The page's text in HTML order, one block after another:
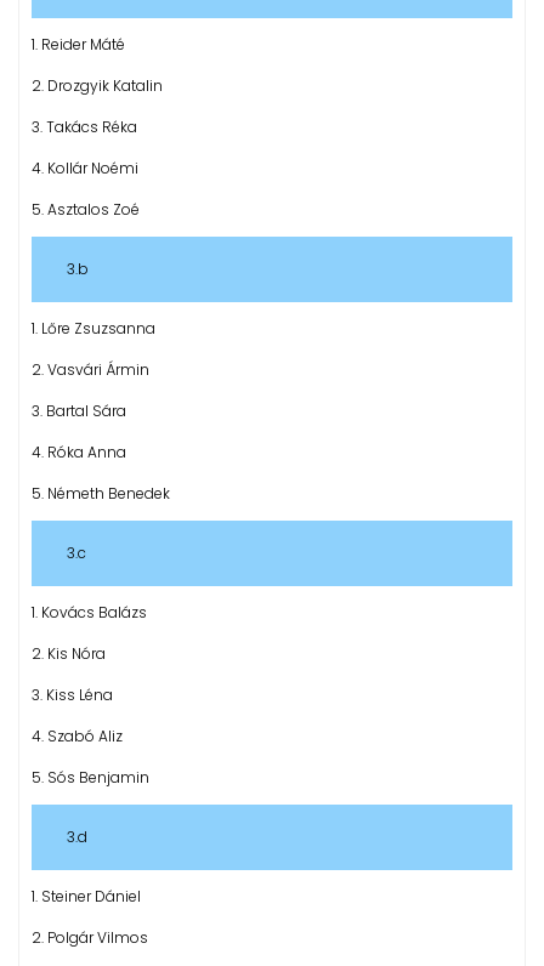
1. Reider Máté
2. Drozgyik Katalin
3. Takács Réka
4. Kollár Noémi
5. Asztalos Zoé
3.b
1. Lőre Zsuzsanna
2. Vasvári Ármin
3. Bartal Sára
4. Róka Anna
5. Németh Benedek
3.c
1. Kovács Balázs
2. Kis Nóra
3. Kiss Léna
4. Szabó Aliz
5. Sós Benjamin
3.d
1. Steiner Dániel
2. Polgár Vilmos